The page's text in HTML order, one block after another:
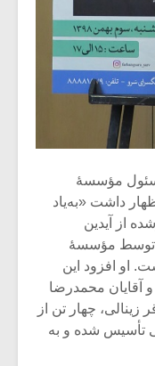
مؤسسۀ
داشت «به‌یاد
از آیدین
توسط مؤسسۀ
او افزود این
توسط وی و آقایان محمدرضا
چهار تن از
تأسیس شده و به
برگزار
سکانسی
موسیقی